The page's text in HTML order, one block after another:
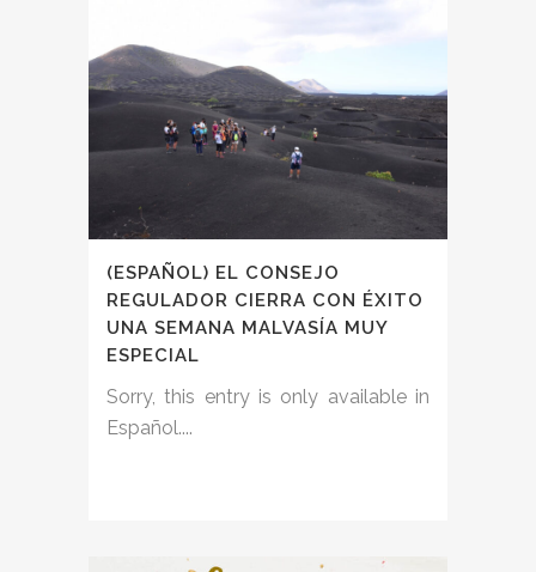
(ESPAÑOL) EL CONSEJO
REGULADOR CIERRA CON ÉXITO
UNA SEMANA MALVASÍA MUY
ESPECIAL
Sorry, this entry is only available in
Español....